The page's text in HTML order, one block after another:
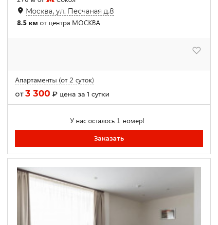
Москва, ул. Песчаная д.8
8.5 км от центра МОСКВА
Апартаменты (от 2 суток)
от3 300 ₽ цена за 1 сутки
У нас осталось 1 номер!
Заказать